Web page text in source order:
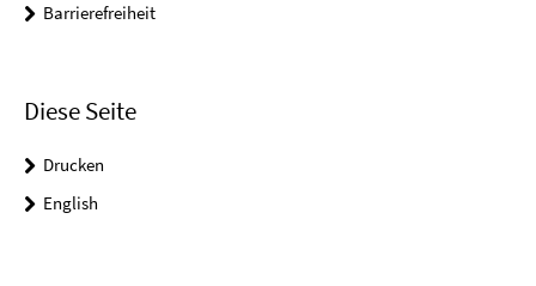
Barrierefreiheit
Diese Seite
Drucken
English